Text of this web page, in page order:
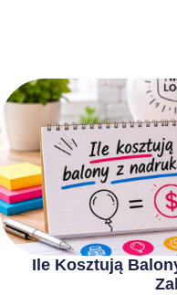
Ile Kosztują